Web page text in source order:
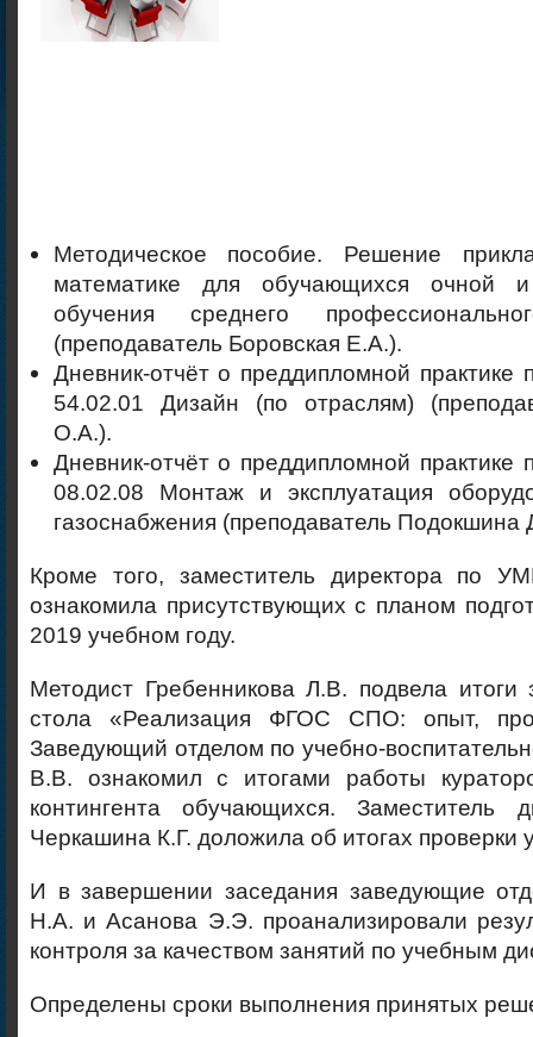
Методическое пособие. Решение
математике для обучающихся очной
обучения среднего
(преподаватель Боровская Е.А.).
Дневник-отчёт о преддипломной практике
54.02.01 Дизайн (по отраслям)
О.А.).
Дневник-отчёт о преддипломной практике
08.02.08 Монтаж и эксплуатация
газоснабжения (преподаватель Подокшина
Кроме того, заместитель директора по
ознакомила присутствующих с планом
2019 учебном году.
Методист Гребенникова Л.В. подвела итоги
стола «Реализация ФГОС СПО: опыт,
Заведующий отделом по учебно-
В.В. ознакомил с итогами работы
контингента обучающихся. Заместитель
Черкашина К.Г. доложила об итогах проверки
И в завершении заседания заведующие
Н.А. и Асанова Э.Э. проанализировали
контроля за качеством занятий по учебным
Определены сроки выполнения принятых